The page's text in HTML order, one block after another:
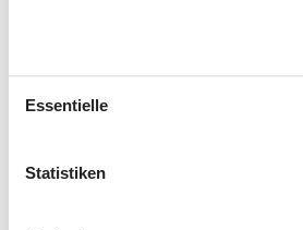
Die ausgedehnten Promenaden voller
Geschäfte, der Charme der Straßen
Preisgarantie - ferienwohnung
Essentielle
Statistiken